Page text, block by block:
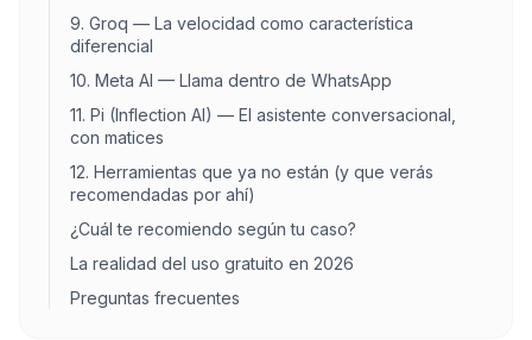
9. Groq — La velocidad como característica
diferencial
10. Meta AI — Llama dentro de WhatsApp
11. Pi (Inflection AI) — El asistente conversacional,
con matices
12. Herramientas que ya no están (y que verás
recomendadas por ahí)
¿Cuál te recomiendo según tu caso?
La realidad del uso gratuito en 2026
Preguntas frecuentes